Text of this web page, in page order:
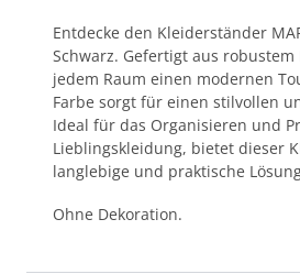
Entdecke den Kleiderständer
Schwarz. Gefertigt aus
jedem Raum einen modernen
Farbe sorgt für einen stilvollen
Ideal für das Organisieren und
Lieblingskleidung, bietet dieser
langlebige und praktische
Ohne Dekoration.